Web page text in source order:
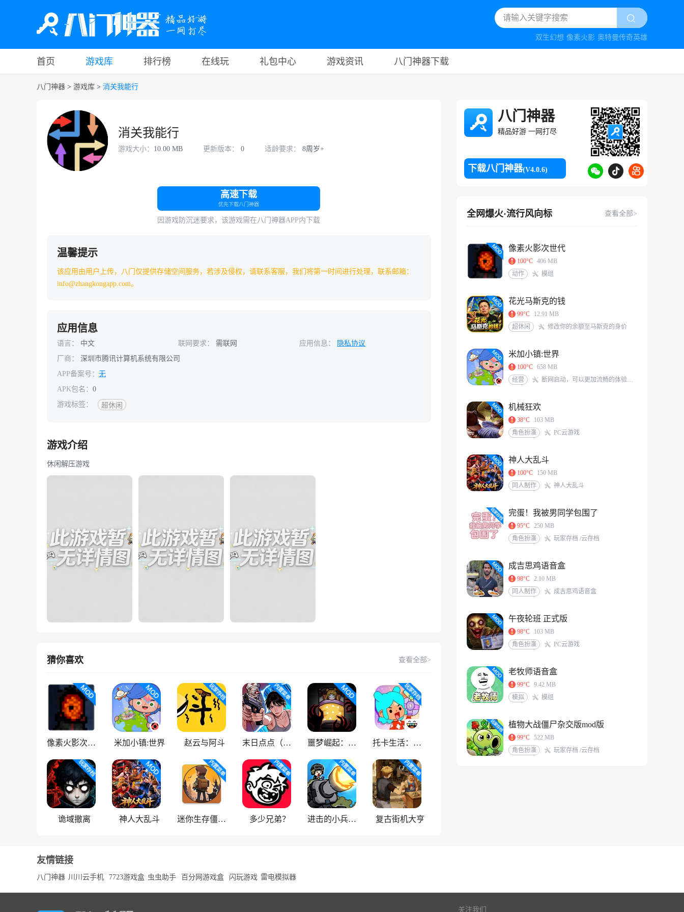
双生幻想 像素火影 奥特曼传奇英雄
首页 游戏库 排行榜 在线玩 礼包中心 游戏资讯 八门神器下载
八门神器 > 游戏库 > 消关我能行
消关我能行
游戏大小： 10.00 MB 更新版本： 0 适龄要求： 8周岁+
高速下载
优先下载八门神器
因游戏防沉迷要求，该游戏需在八门神器APP内下载
温馨提示
该应用由用户上传，八门仅提供存储空间服务，若涉及侵权，请联系客服，我们将第一时间进行处理，联系邮箱：
info@zhangkongapp.com。
应用信息
语言： 中文 联网要求： 需联网 应用信息：
隐私协议
厂商：
深圳市腾讯计算机系统有限公司
APP备案号： 无
APK包名： 0
游戏标签：
超休闲
游戏介绍
休闲解压游戏
猜你喜欢 查看全部>
像素火影次世代 米加小镇:世界 赵云与阿斗 末日点点（辅助菜单） 噩梦崛起：生存 托卡生活：世界
诡域撤离 神人大乱斗 迷你生存僵尸大战魔改版 多少兄弟？ 进击的小兵（内置菜单） 复古街机大亨
八门神器
精品好游 一网打尽
下载八门神器(V4.0.6)
全网爆火·流行风向标 查看全部>
像素火影次世代
100°C
406 MB
动作
模组
花光马斯克的钱
99°C
12.91 MB
超休闲
修改你的余额至马斯克的身价
米加小镇:世界
100°C
658 MB
经营
断网启动，可以更加流畅的体验游戏<br/>米加/托卡玩家QQ交流群：117331491[action url=http://qm.qq.com/cgi-bin/qm/qr?_wv=1027&k=6X8Vf-nbKoIVVCzMHEKJaKq-S0A0zIrS&authKey=L77PNkwS6KWVs379sBDg9O7J%2BZLRFEjjXTWpXqGBveIRNdsENG0elvPpkFj%2FRVd7&noverify=0&group_code=117331491 text=加入QQ群聊]
机械狂欢
38°C
103 MB
角色扮演
PC云游戏
神人大乱斗
100°C
150 MB
同人制作
神人大乱斗
完蛋！我被男同学包围了
95°C
250 MB
角色扮演
玩家存档 /云存档
成吉思鸡语音盒
98°C
2.10 MB
同人制作
成吉思鸡语音盒
午夜轮班 正式版
98°C
103 MB
角色扮演
PC云游戏
老牧师语音盒
99°C
9.42 MB
模拟
模组
植物大战僵尸杂交版mod版
99°C
522 MB
角色扮演
玩家存档 /云存档
友情链接
八门神器 川川云手机 7723游戏盒 虫虫助手 百分网游戏盒 闪玩游戏 雷电模拟器
关注我们